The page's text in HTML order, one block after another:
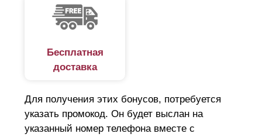
Бесплатная
доставка
Для получения этих бонусов, потребуется
указать промокод. Он будет выслан на
указанный номер телефона вместе с